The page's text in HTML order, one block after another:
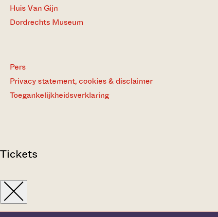
Huis Van Gijn
Dordrechts Museum
Pers
Privacy statement, cookies & disclaimer
Toegankelijkheidsverklaring
Tickets